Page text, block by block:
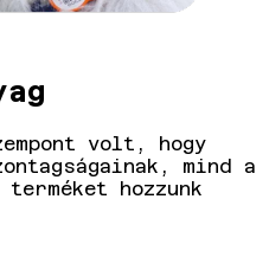
volt, hogy
mind a
hozzunk